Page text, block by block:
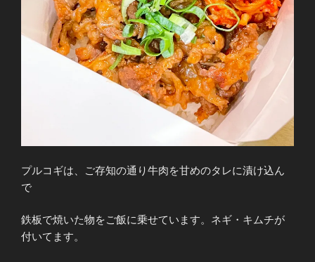
プルコギは、ご存知の通り牛肉を甘めのタレに漬け込ん
で
鉄板で焼いた物をご飯に乗せています。ネギ・キムチが
付いてます。